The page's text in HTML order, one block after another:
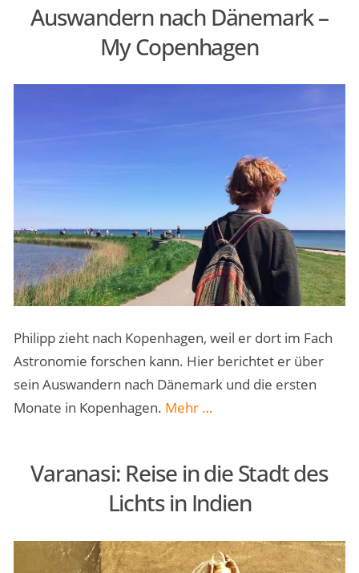
durch
ein
Auswandern nach Dänemark –
My Copenhagen
Philipp zieht nach Kopenhagen, weil er dort im Fach
Astronomie forschen kann. Hier berichtet er über
sein Auswandern nach Dänemark und die ersten
Monate in Kopenhagen. Mehr „Auswandern
–
My
…
Varanasi: Reise in die Stadt des
Lichts in Indien